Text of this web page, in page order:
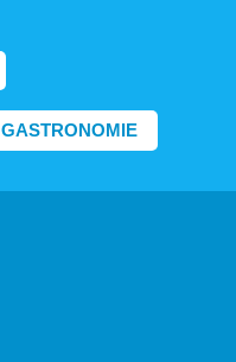
GASTRONOMIE